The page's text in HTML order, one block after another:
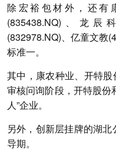
除宏裕包材外，还有
(835438.NQ)、龙辰
(832978.NQ)、亿童文教
标准一。
其中，康农种业、开特
审核问询阶段，开特股份
人”企业。
另外，创新层挂牌的湖
导期。